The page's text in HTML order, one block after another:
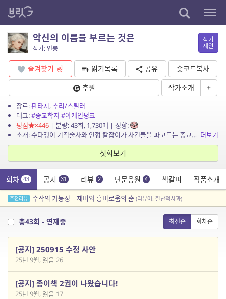
악신의 이름을 부르는 것은
작가: 인룡
작가
제안
즐겨찾기 읽기목록 공유
숏코드복사
후원
작가소개 +
장르:판타지,추리/스릴러
태그:#종교학자#아케인펑크
평점
×446| 분량: 43회, 1,730매 | 성향:
소개: 수다쟁이 기적술사와 인형 칼잡이가 사건들을 파고드는 종교학 다크 판타지 더보기
첫회보기
회차 43 공지 31 리뷰 2 단문응원 4 책갈피 작품소개
추천리뷰 수작의 가능성 – 재미와 흥미로움의 춤 (리뷰어: 잘난척사과)
총43회 - 연재중 최신순 회차순
[공지] 250915 수정 사안
25년 9월, 읽음 26
[공지] 종이책 2권이 나왔습니다!
25년 9월, 읽음 17